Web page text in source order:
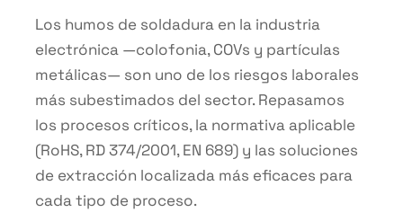
Los humos de soldadura en la industria
electrónica —colofonia, COVs y partículas
metálicas— son uno de los riesgos laborales
más subestimados del sector. Repasamos
los procesos críticos, la normativa aplicable
(RoHS, RD 374/2001, EN 689) y las soluciones
de extracción localizada más eficaces para
cada tipo de proceso.